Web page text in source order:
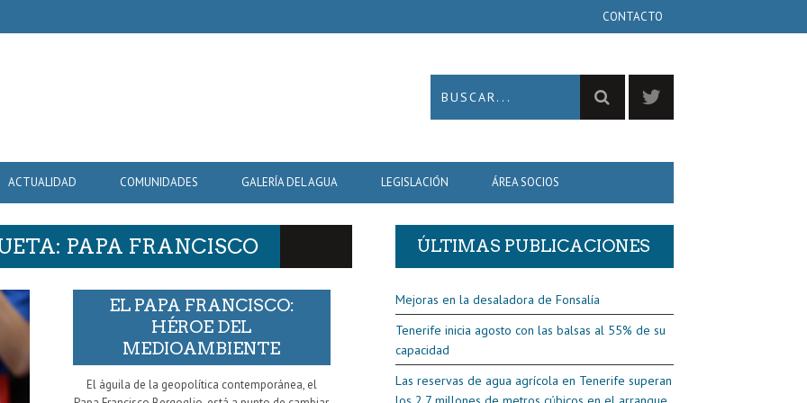
CONTACTO
ACTUALIDAD COMUNIDADES GALERÍA DEL AGUA LEGISLACIÓN ÁREA SOCIOS
PAPA FRANCISCO
EL PAPA FRANCISCO:
HÉROE DEL
MEDIOAMBIENTE
El águila de la geopolítica contemporánea, el
ÚLTIMAS PUBLICACIONES
Mejoras en la desaladora de Fonsalía
Tenerife inicia agosto con las balsas al 55% de su
capacidad
Las reservas de agua agrícola en Tenerife superan